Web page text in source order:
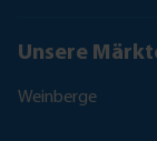
Unsere
Weinberge